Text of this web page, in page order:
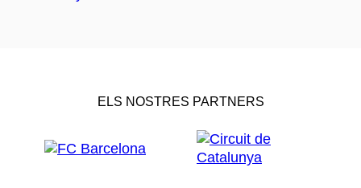
ELS NOSTRES PARTNERS